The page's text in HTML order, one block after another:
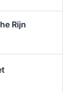
Rijn